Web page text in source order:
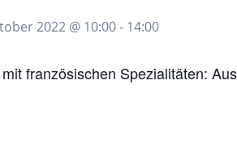
2022 @ 10:00- 14:00
französischen Spezialitäten: